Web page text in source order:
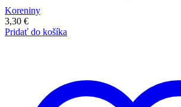
Koreniny
3,30 €
Pridať do košíka